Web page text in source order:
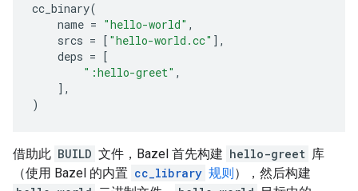
cc_binary(
name = "hello-world" ,
srcs = [ "hello-world.cc" ],
deps = [
":hello-greet" ,
],
)
借助此 BUILD 文件，Bazel 首先构建 hello-greet 库
（使用 Bazel 的内置 cc_library 规则），然后构建